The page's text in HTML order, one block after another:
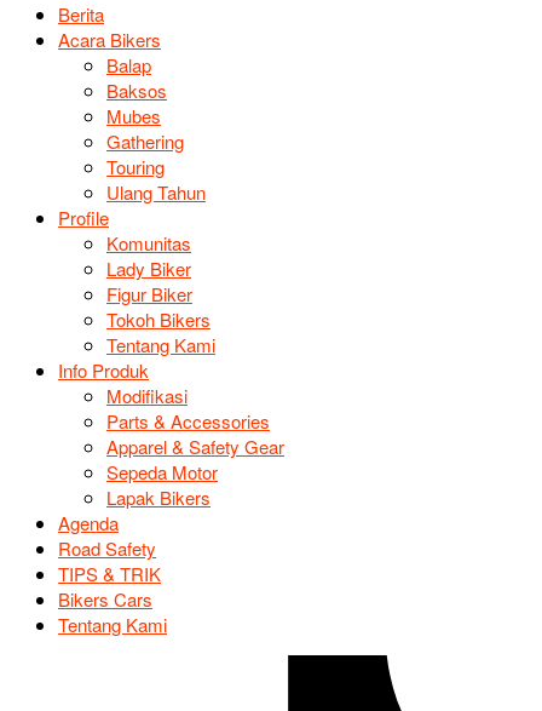
Berita
Acara Bikers
Balap
Baksos
Mubes
Gathering
Touring
Ulang Tahun
Profile
Komunitas
Lady Biker
Figur Biker
Tokoh Bikers
Tentang Kami
Info Produk
Modifikasi
Parts & Accessories
Apparel & Safety Gear
Sepeda Motor
Lapak Bikers
Agenda
Road Safety
TIPS & TRIK
Bikers Cars
Tentang Kami